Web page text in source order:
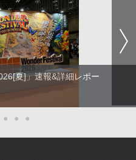
夏]」速報&詳細レポー
● ● ●